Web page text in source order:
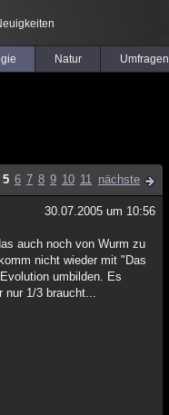
Natur Umfragen
5 6 7 8 9 10 11 nächste
30.07.2005 um 10:56
auch noch von Wurm zu
nicht wieder mit "Das
umbilden. Es
nur 1/3 braucht...